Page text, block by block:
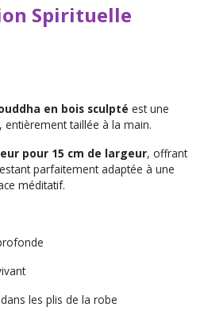
Spirituelle
en bois sculpté est une
entièrement taillée à la main.
pour 15 cm de largeur, offrant
parfaitement adaptée à une
méditatif.
les plis de la robe